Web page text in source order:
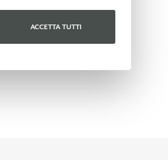
ACCETTA TUTTI